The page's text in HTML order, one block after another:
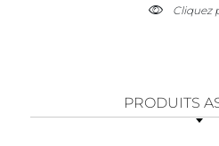
Cliquez
PRODUITS